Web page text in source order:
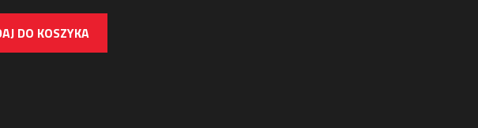
DO KOSZYKA